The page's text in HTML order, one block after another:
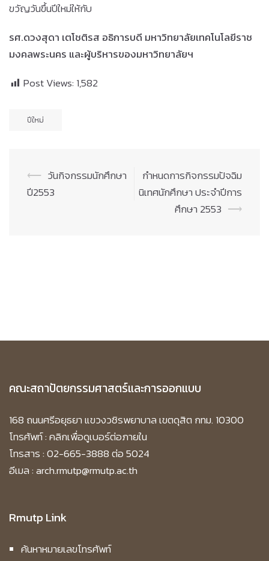
ขวัญวันขึ้นปีใหม่ให้กับ
รศ.ดวงสุดา เตโชติรส อธิการบดี มหาวิทยาลัยเทคโนโลยีราช
มงคลพระนคร และผู้บริหารของมหาวิทยาลัยฯ
Post Views: 1,582
ปีใหม่
Post
navigation
⟵ วันกิจกรรมนักศึกษา
ปี2553
กำหนดการกิจกรรมปัจฉิม
นิเทศนักศึกษา ประจำปีการ
ศึกษา 2553 ⟶
คณะสถาปัตยกรรมศาสตร์และการออกแบบ
168 ถนนศรีอยุธยา แขวงวชิรพยาบาล เขตดุสิต กทม. 10300
โทรศัพท์ :คลิกเพื่อดูเบอร์ต่อภายใน
โทรสาร : 02-665-3888 ต่อ 5024
อีเมล : arch.rmutp@rmutp.ac.th
Rmutp Link
ค้นหาหมายเลขโทรศัพท์